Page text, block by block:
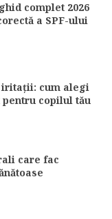
complet 2026
a SPF-ului
iritații: cum alegi
copilul tău
care fac